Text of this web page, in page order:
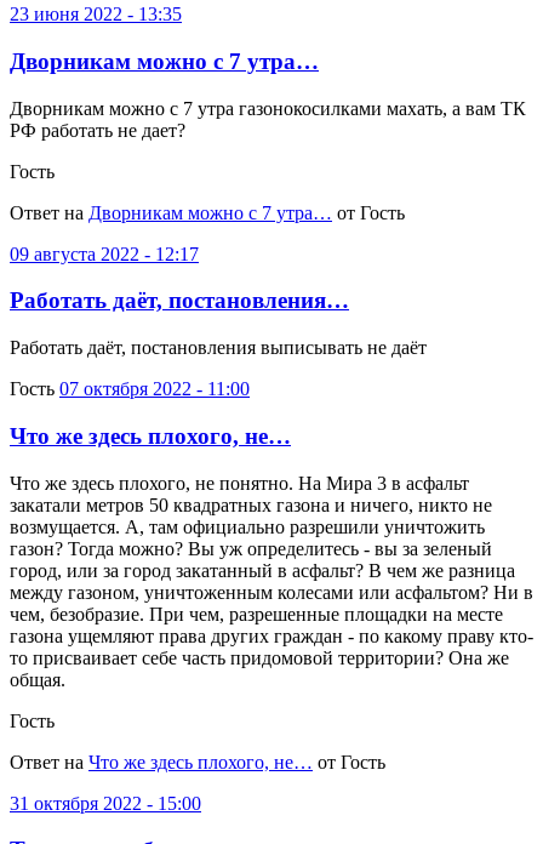
23 июня 2022 - 13:35
Дворникам можно с 7 утра…
Дворникам можно с 7 утра газонокосилками махать, а вам ТК
РФ работать не дает?
Гость
Ответ на Дворникам можно с 7 утра… от Гость
09 августа 2022 - 12:17
Работать даёт, постановления…
Работать даёт, постановления выписывать не даёт
Гость 07 октября 2022 - 11:00
Что же здесь плохого, не…
Что же здесь плохого, не понятно. На Мира 3 в асфальт
закатали метров 50 квадратных газона и ничего, никто не
возмущается. А, там официально разрешили уничтожить
газон? Тогда можно? Вы уж определитесь - вы за зеленый
город, или за город закатанный в асфальт? В чем же разница
между газоном, уничтоженным колесами или асфальтом? Ни в
чем, безобразие. При чем, разрешенные площадки на месте
газона ущемляют права других граждан - по какому праву кто-
то присваивает себе часть придомовой территории? Она же
общая.
Гость
Ответ на Что же здесь плохого, не… от Гость
31 октября 2022 - 15:00